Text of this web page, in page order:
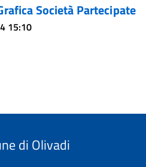
Società Partecipate
15:10
di Olivadi